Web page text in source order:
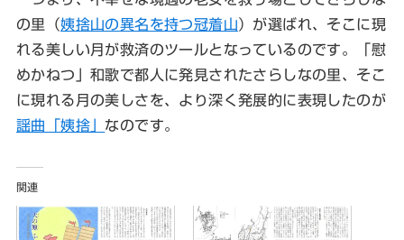
の里（姨捨山の異名を持つ冠着山）が選ばれ、そこに現
れる美しい月が救済のツールとなっているのです。「慰
めかねつ」和歌で都人に発見されたさらしなの里、そこ
に現れる月の美しさを、より深く発展的に表現したのが
謡曲「姨捨」 なのです。
関連